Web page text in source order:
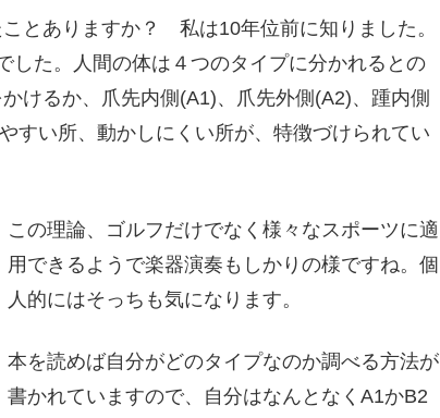
とありますか？ 私は10年位前に知りました。
した。人間の体は４つのタイプに分かれるとの
けるか、爪先内側(A1)、爪先外側(A2)、踵内側
すい所、動かしにくい所が、特徴づけられてい
この理論、ゴルフだけでなく様々なスポーツに適
用できるようで楽器演奏もしかりの様ですね。個
人的にはそっちも気になります。
本を読めば自分がどのタイプなのか調べる方法が
書かれていますので、自分はなんとなくA1かB2